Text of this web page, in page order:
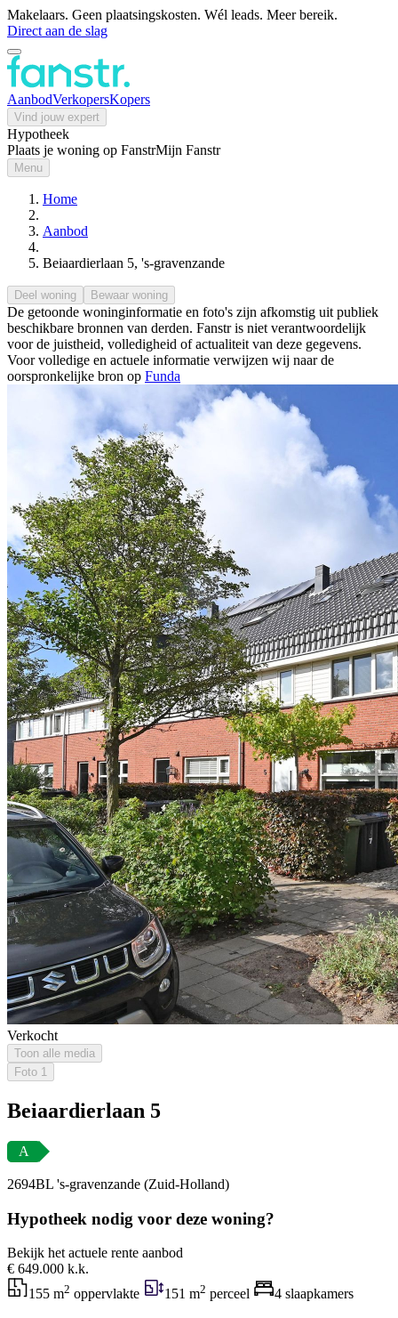
Makelaars. Geen plaatsingskosten. Wél leads. Meer bereik.
Direct aan de slag
AanbodVerkopersKopers
Vind jouw expert
Hypotheek
Plaats je woning op FanstrMijn Fanstr
Menu
Home
Aanbod
Beiaardierlaan 5, 's-gravenzande
Deel woning Bewaar woning
De getoonde woninginformatie en foto's zijn afkomstig uit publiek
beschikbare bronnen van derden. Fanstr is niet verantwoordelijk
voor de juistheid, volledigheid of actualiteit van deze gegevens.
Voor volledige en actuele informatie verwijzen wij naar de
oorspronkelijke bron op Funda
Verkocht
Toon alle media
Foto 1
Beiaardierlaan 5
A
2694BL 's-gravenzande (Zuid-Holland)
Hypotheek nodig voor deze woning?
Bekijk het actuele rente aanbod
€ 649.000 k.k.
155 m2 oppervlakte 151 m2 perceel 4 slaapkamers